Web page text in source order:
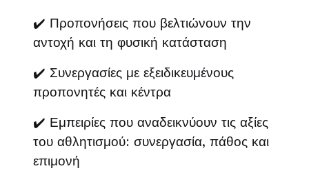
✔️ Προπονήσεις που βελτιώνουν την
αντοχή και τη φυσική κατάσταση
✔️ Συνεργασίες με εξειδικευμένους
προπονητές και κέντρα
✔️ Εμπειρίες που αναδεικνύουν τις αξίες
του αθλητισμού: συνεργασία, πάθος και
επιμονή